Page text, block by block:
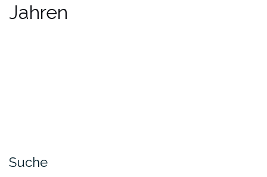
Jahren
Suche